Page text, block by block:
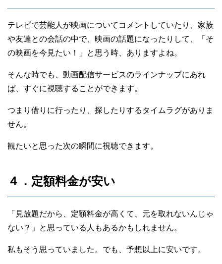
テレビで芸能人が映画についてコメントしていたり、家族
や友達との会話の中で、映画の話題になったりして、「そ
の映画を今見たい！」と思う時、ありますよね。
そんな時でも、動画配信サービスのラインナップにあれ
ば、すぐに視聴することができます。
つまり借りに行ったり、探したりするタイムラグがありま
せん。
観たいと思った次の瞬間に視聴できます。
４．定額料金が安い
「見放題だから、定額料金が高くて、元を取れないんじゃ
ない？」と思っている人もあるかもしれません。
私もそう思っていました。でも、予想以上に安いです。